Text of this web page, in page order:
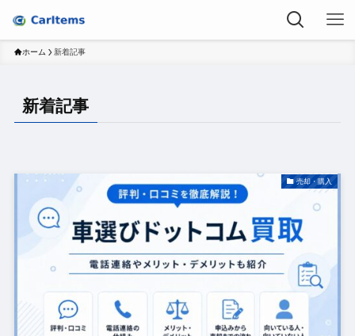
ホーム 新着記事
新着記事
売却・購入